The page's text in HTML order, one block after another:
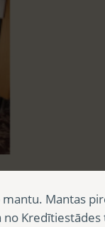
Mantas
no